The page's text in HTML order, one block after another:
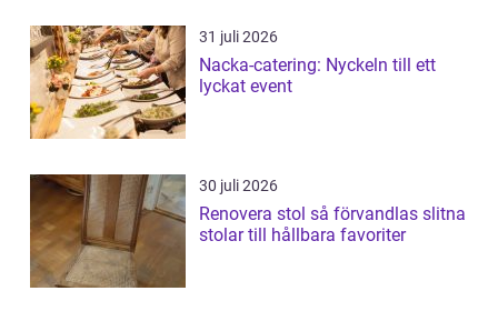
31 juli 2026
Nacka-catering: Nyckeln till ett
lyckat event
30 juli 2026
Renovera stol så förvandlas slitna
stolar till hållbara favoriter